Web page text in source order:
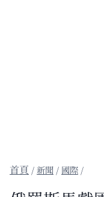
/新聞 / 國際 /